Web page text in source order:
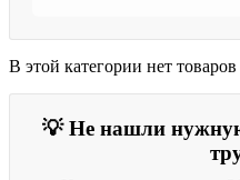
В этой категории нет товаров
💡 Не нашли